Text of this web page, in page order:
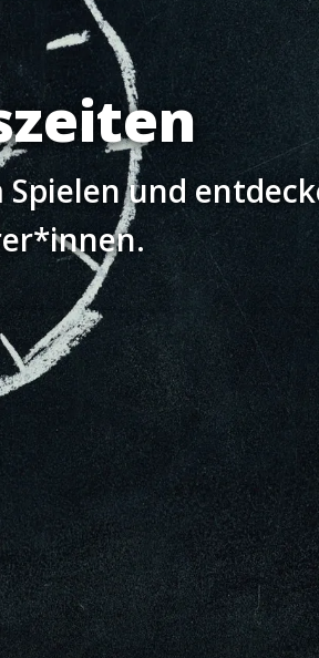
Spielen und